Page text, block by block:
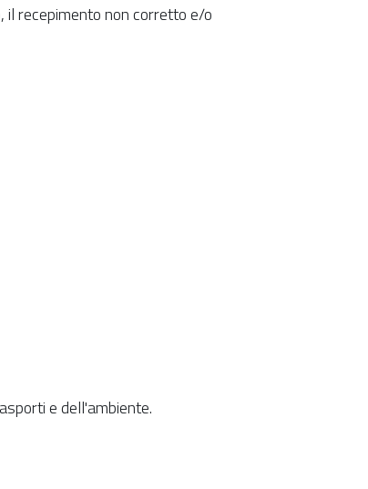
il recepimento non corretto e/o
e dell'ambiente.